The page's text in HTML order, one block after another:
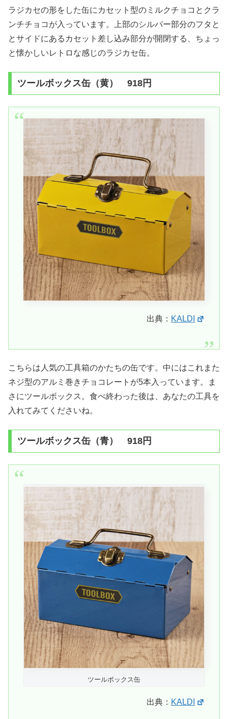
ラジカセの形をした缶にカセット型のミルクチョコとクラ
ンチチョコが入っています。上部のシルバー部分のフタと
とサイドにあるカセット差し込み部分が開閉する、ちょっ
と懐かしいレトロな感じのラジカセ缶。
ツールボックス缶（黄） 918円
出典： KALDI
こちらは人気の工具箱のかたちの缶です。中にはこれまた
ネジ型のアルミ巻きチョコレートが5本入っています。ま
さにツールボックス。食べ終わった後は、あなたの工具を
入れてみてくださいね。
ツールボックス缶（青） 918円
ツールボックス缶
出典： KALDI